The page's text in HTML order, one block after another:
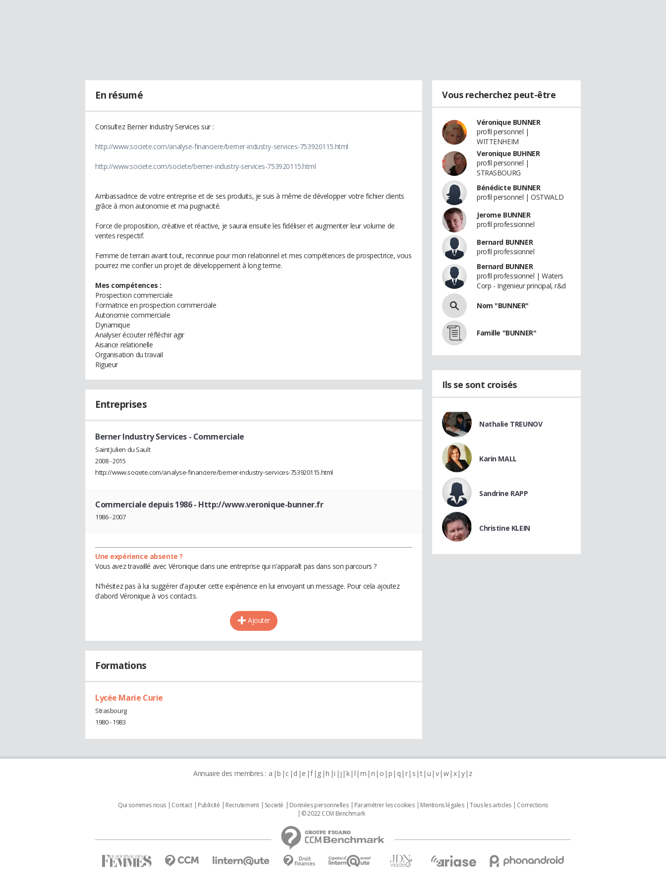
En résumé
Consultez Berner Industry Services sur :
http://www.societe.com/analyse-financiere/berner-industry-services-753920115.html
http://www.societe.com/societe/berner-industry-services-753920115.html
Ambassadrice de votre entreprise et de ses produits, je suis à même de développer votre fichier clients
grâce à mon autonomie et ma pugnacité.
Force de proposition, créative et réactive, je saurai ensuite les fidéliser et augmenter leur volume de
ventes respectif.
Femme de terrain avant tout, reconnue pour mon relationnel et mes compétences de prospectrice, vous
pourrez me confier un projet de développement à long terme.
Mes compétences :
Prospection commerciale
Formatrice en prospection commerciale
Autonomie commerciale
Dynamique
Analyser écouter réfléchir agir
Aisance relationelle
Organisation du travail
Rigueur
Entreprises
Berner Industry Services- Commerciale
Saint Julien du Sault
2008 - 2015
http://www.societe.com/analyse-financiere/berner-industry-services-753920115.html
Commerciale depuis 1986- Http://www.veronique-bunner.fr
1986 - 2007
Une expérience absente ?
Vous avez travaillé avec Véronique dans une entreprise qui n'apparaît pas dans son parcours ?
N'hésitez pas à lui suggérer d'ajouter cette expérience en lui envoyant un message. Pour cela ajoutez
d'abord Véronique à vos contacts.
Ajouter
Formations
Lycée Marie Curie
Strasbourg
1980 - 1983
Vous recherchez peut-être
Véronique BUNNER
profil personnel |
WITTENHEIM
Veronique BUHNER
profil personnel |
STRASBOURG
Bénédicte BUNNER
profil personnel | OSTWALD
Jerome BUNNER
profil professionnel
Bernard BUNNER
profil professionnel
Bernard BUNNER
profil professionnel | Waters
Corp - Ingenieur principal, r&d
Nom "BUNNER"
Famille "BUNNER"
Ils se sont croisés
Nathalie TREUNOV
Karin MALL
Sandrine RAPP
Christine KLEIN
Annuaire des membres : a b c d e f g h i j k l m n o p q r s t u v w x y z
Qui sommes nous Contact Publicité Recrutement Societé Données personnelles Paramétrer les cookies Mentions légales Tous les articles
Corrections
© 2022 CCM Benchmark